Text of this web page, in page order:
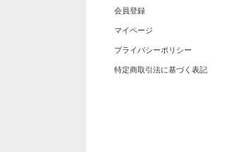
会員登録
マイページ
プライバシーポリシー
特定商取引法に基づく表記